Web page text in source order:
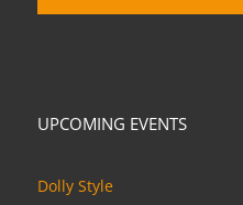
UPCOMING EVENTS
Dolly Style